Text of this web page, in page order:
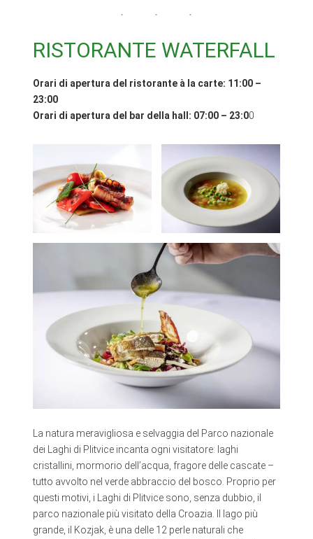
RISTORANTE WATERFALL
Orari di apertura del ristorante à la carte: 11:00 –
23:00
Orari di apertura del bar della hall: 07:00 – 23:00
La natura meravigliosa e selvaggia del Parco nazionale
dei Laghi di Plitvice incanta ogni visitatore: laghi
cristallini, mormorio dell’acqua, fragore delle cascate –
tutto avvolto nel verde abbraccio del bosco. Proprio per
questi motivi, i Laghi di Plitvice sono, senza dubbio, il
parco nazionale più visitato della Croazia. Il lago più
grande, il Kozjak, è una delle 12 perle naturali che